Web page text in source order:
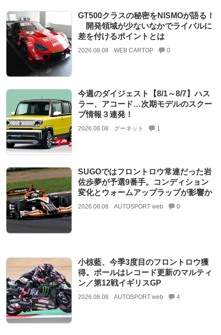
GT500クラスの秘密をNISMOが語る！
開発領域が少ないなかでライバルに
差を付けるポイントとは
2026.08.08 WEB CARTOP 0
今週のダイジェスト【8/1～8/7】ハス
ラー、アコード…次期モデルのスクー
プ情報３連発！
2026.08.08 グーネット 1
SUGOではフロントロウ常連だった岩
佐歩夢が予選9番手。コンディション
変化とウォームアップラップが影響か
2026.08.08 AUTOSPORT web 0
小椋藍、今季3度目のフロントロウ獲
得。ポールはレコード更新のマルティ
ン／第12戦イギリスGP
2026.08.08 AUTOSPORT web 4